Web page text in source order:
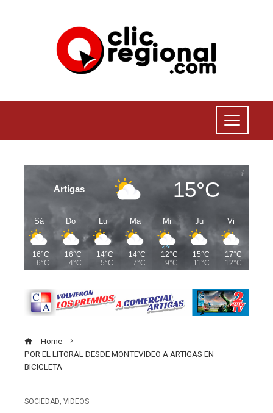
Artigas 15°C
Sá
16°C
6°C
Do
16°C
4°C
Lu
14°C
5°C
Ma
14°C
7°C
Mi
12°C
9°C
Ju
15°C
11°C
Vi
17°C
12°C
Home
POR EL LITORAL DESDE MONTEVIDEO A ARTIGAS EN
BICICLETA
SOCIEDAD, VIDEOS